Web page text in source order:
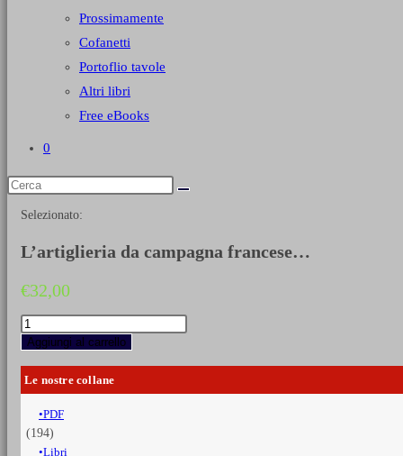
Prossimamente
Cofanetti
Portoflio tavole
Altri libri
Free eBooks
0
Selezionato:
L’artiglieria da campagna francese…
€32,00
L’artiglieria
da
campagna
francese
in
1792-
1815
quantità
Aggiungi al carrello
Le nostre collane
PDF
(194)
Libri